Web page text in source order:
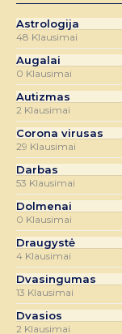
Astrologija
48 Klausimai
Augalai
0 Klausimai
Autizmas
2 Klausimai
Corona virusas
29 Klausimai
Darbas
53 Klausimai
Dolmenai
0 Klausimai
Draugystė
4 Klausimai
Dvasingumas
13 Klausimai
Dvasios
2 Klausimai